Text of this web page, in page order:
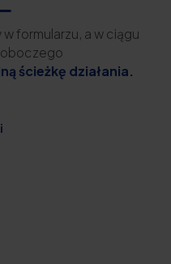
formularzu, a w ciągu
ścieżkę działania.